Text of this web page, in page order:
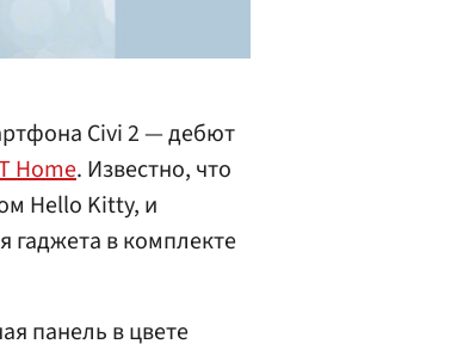
Civi 2 — дебют
Home. Известно, что
Hello Kitty, и
гаджета в комплекте
панель в цвете